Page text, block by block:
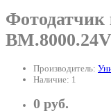
Фотодатчик
BМ.8000.24V
Производитель:
Наличие: 1
0 руб.